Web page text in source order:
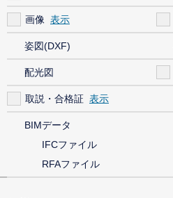
画像
姿図(DXF)
配光図
取説・合格証
BIMデータ
IFCファイル
RFAファイル